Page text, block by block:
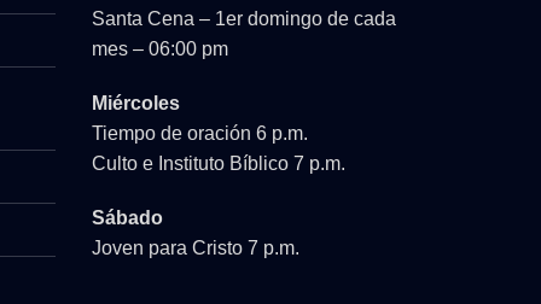
Santa Cena – 1er domingo de cada
mes – 06:00 pm
Miércoles
Tiempo de oración 6 p.m.
Culto e Instituto Bíblico 7 p.m.
Sábado
Joven para Cristo 7 p.m.